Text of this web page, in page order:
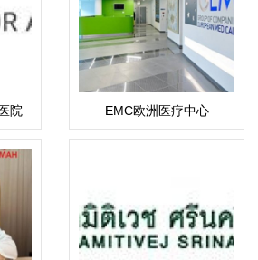
院 EMC欧洲医疗中心